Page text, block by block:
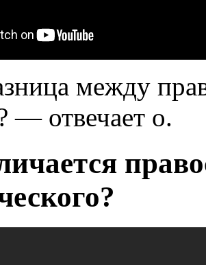
между
— отвечает о.